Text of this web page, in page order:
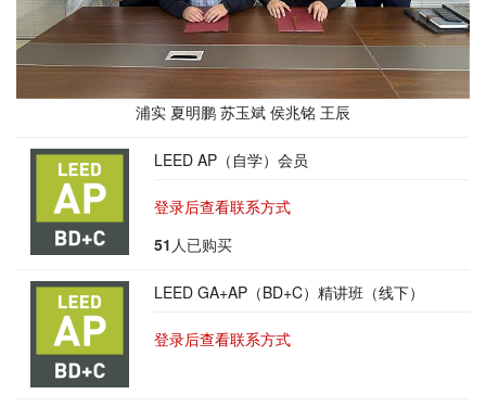
浦实 夏明鹏 苏玉斌 侯兆铭 王辰
LEED AP（自学）会员
登录后查看联系方式
51 人已购买
LEED GA+AP（BD+C）精讲班（线下）
登录后查看联系方式